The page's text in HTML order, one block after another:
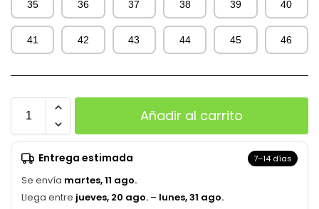
35 36 37 38 39 40
41 42 43 44 45 46
Añadir al carrito
Entrega estimada 7–14 días
Se envía martes, 11 ago.
Llega entre jueves, 20 ago. – lunes, 31 ago.